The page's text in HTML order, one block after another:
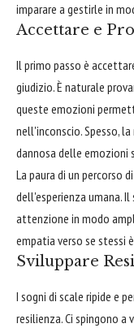
imparare a gestirle in
Accettare e
Il primo passo è
giudizio. È naturale
queste emozioni
nell'inconscio. Spesso,
dannosa delle emozioni
La paura di un percorso
dell'esperienza umana.
attenzione in modo
empatia verso se stessi
Sviluppare
I sogni di scale ripide e
resilienza. Ci spingono